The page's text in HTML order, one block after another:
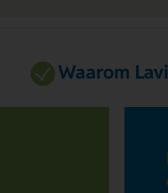
Waarom